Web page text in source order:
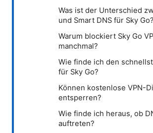
Was ist der Unterschied
und Smart DNS für Sky Go?
Warum blockiert Sky Go
manchmal?
Wie finde ich den
für Sky Go?
Können kostenlose VPN-
entsperren?
Wie finde ich heraus, ob
auftreten?